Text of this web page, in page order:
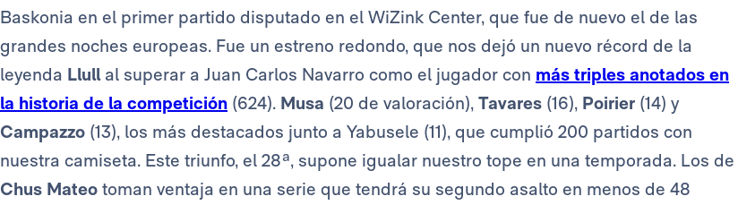
Baskonia en el primer partido disputado en el WiZink Center, que fue de nuevo el de las
grandes noches europeas. Fue un estreno redondo, que nos dejó un nuevo récord de la
leyenda Llull al superar a Juan Carlos Navarro como el jugador con más triples anotados en
la historia de la competición (624). Musa (20 de valoración), Tavares (16), Poirier (14) y
Campazzo (13), los más destacados junto a Yabusele (11), que cumplió 200 partidos con
nuestra camiseta. Este triunfo, el 28ª, supone igualar nuestro tope en una temporada. Los de
Chus Mateo toman ventaja en una serie que tendrá su segundo asalto en menos de 48